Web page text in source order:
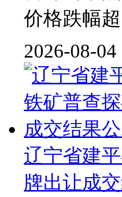
价格跌幅
2026-08-04
辽宁省建
牌出让成